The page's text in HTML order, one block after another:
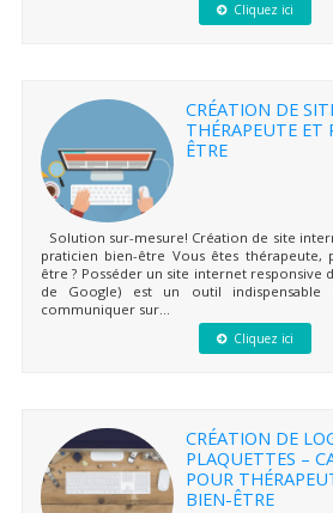
Cliquez ici
CRÉATION DE
THÉRAPEUTE ET
ÊTRE
Solution sur-mesure! Création de site
praticien bien-être Vous êtes thérapeute,
être ? Posséder un site internet responsive
de Google) est un outil
communiquer sur...
Cliquez ici
CRÉATION DE
PLAQUETTES –
POUR
BIEN-ÊTRE